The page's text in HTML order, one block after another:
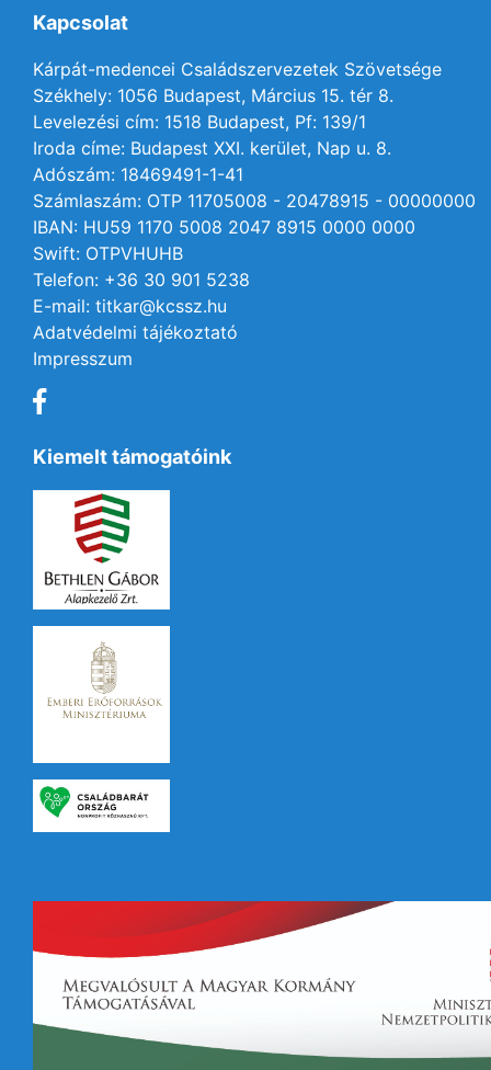
Kapcsolat
Kárpát-medencei Családszervezetek Szövetsége
Székhely: 1056 Budapest, Március 15. tér 8.
Levelezési cím: 1518 Budapest, Pf: 139/1
Iroda címe: Budapest XXI. kerület, Nap u. 8.
Adószám: 18469491-1-41
Számlaszám: OTP 11705008 - 20478915 - 00000000
IBAN: HU59 1170 5008 2047 8915 0000 0000
Swift: OTPVHUHB
Telefon: +36 30 901 5238
E-mail: titkar@kcssz.hu
Adatvédelmi tájékoztató
Impresszum
Kiemelt támogatóink